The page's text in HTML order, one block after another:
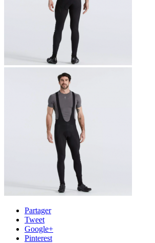
Partager
Tweet
Google+
Pinterest